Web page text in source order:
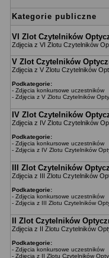
Kategorie publiczne
VI Zlot Czytelników
Zdjęcia z VI Zlotu Czytelników
V Zlot Czytelników
Zdjęcia z V Zlotu Czytelników
Podkategorie:
- Zdjęcia konkursowe uczestników
- Zdjęcia z V Zlotu Czytelników
IV Zlot Czytelników
Zdjęcia z IV Zlotu Czytelników
Podkategorie:
- Zdjęcia konkursowe uczestników
- Zdjęcia z IV Zlotu Czytelników
III Zlot Czytelników
Zdjęcia z III Zlotu Czytelników
Podkategorie:
- Zdjęcia konkursowe uczestników
- Zdjęcia z III Zlotu Czytelników
II Zlot Czytelników
Zdjęcia z II Zlotu Czytelników
Podkategorie:
- Zdjęcia konkursowe uczestników
- Zdjęcia z II Zlotu Czytelników